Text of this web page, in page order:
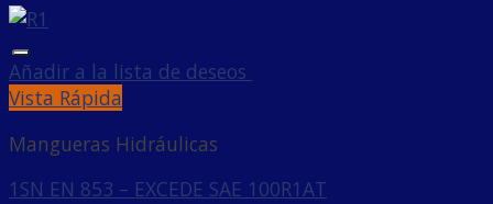
Añadir a la lista de deseos
Vista Rápida
Mangueras Hidráulicas
1SN EN 853 – EXCEDE SAE 100R1AT